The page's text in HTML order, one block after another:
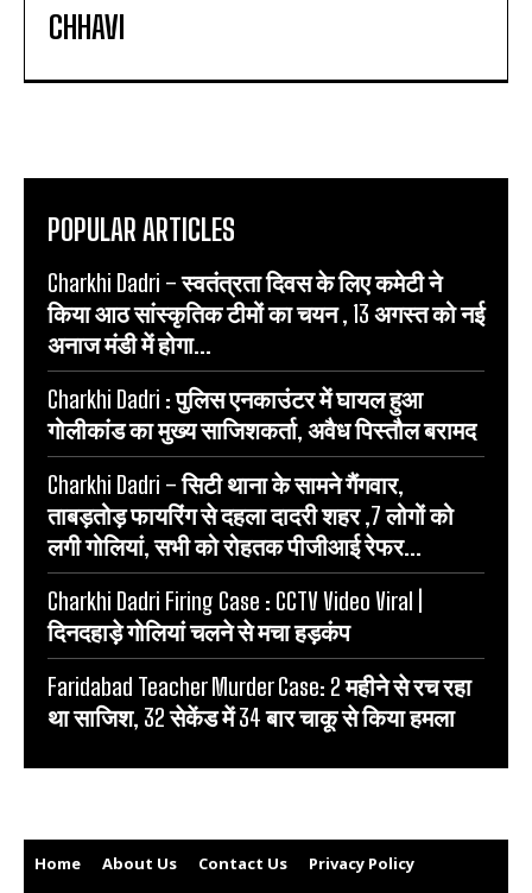
CHHAVI
POPULAR ARTICLES
Charkhi Dadri – स्वतंत्रता दिवस के लिए कमेटी ने
किया आठ सांस्कृतिक टीमों का चयन , 13 अगस्त को नई
अनाज मंडी में होगा...
Charkhi Dadri : पुलिस एनकाउंटर में घायल हुआ
गोलीकांड का मुख्य साजिशकर्ता, अवैध पिस्तौल बरामद
Charkhi Dadri – सिटी थाना के सामने गैंगवार,
ताबड़तोड़ फायरिंग से दहला दादरी शहर ,7 लोगों को
लगी गोलियां, सभी को रोहतक पीजीआई रेफर...
Charkhi Dadri Firing Case : CCTV Video Viral |
दिनदहाड़े गोलियां चलने से मचा हड़कंप
Faridabad Teacher Murder Case: 2 महीने से रच रहा
था साजिश, 32 सेकेंड में 34 बार चाकू से किया हमला
Home About Us Contact Us Privacy Policy